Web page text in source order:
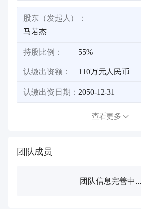
股东（发起人）：
马若杰
持股比例： 55%
认缴出资额： 110万元人民币
认缴出资日期： 2050-12-31
查看更多
团队成员
团队信息完善中...